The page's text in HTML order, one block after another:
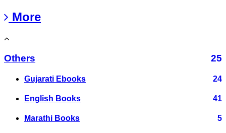
More
Others 25
Gujarati Ebooks 24
English Books 41
Marathi Books 5